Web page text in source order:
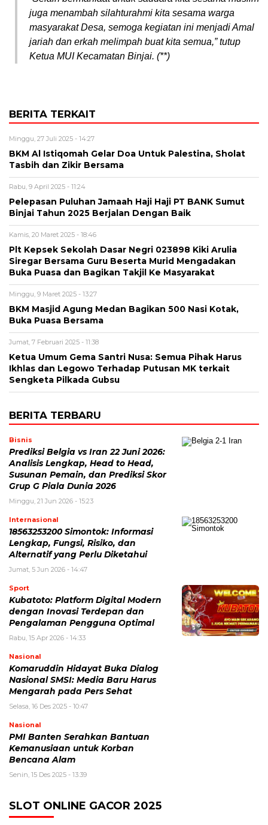
juga menambah silahturahmi kita sesama warga
masyarakat Desa, semoga kegiatan ini menjadi Amal
jariah dan erkah melimpah buat kita semua,” tutup
Ketua MUI Kecamatan Binjai. (**)
BERITA TERKAIT
Minggu, 27 Juli 2025 - 14:27
BKM Al Istiqomah Gelar Doa Untuk Palestina, Sholat
Tasbih dan Zikir Bersama
Rabu, 9 April 2025 - 11:24
Pelepasan Puluhan Jamaah Haji Haji PT BANK Sumut
Binjai Tahun 2025 Berjalan Dengan Baik
Kamis, 20 Maret 2025 - 18:46
Plt Kepsek Sekolah Dasar Negri 023898 Kiki Arulia
Siregar Bersama Guru Beserta Murid Mengadakan
Buka Puasa dan Bagikan Takjil Ke Masyarakat
Minggu, 9 Maret 2025 - 13:27
BKM Masjid Agung Medan Bagikan 500 Nasi Kotak,
Buka Puasa Bersama
Jumat, 7 Februari 2025 - 11:38
Ketua Umum Gema Santri Nusa: Semua Pihak Harus
Ikhlas dan Legowo Terhadap Putusan MK terkait
Sengketa Pilkada Gubsu
BERITA TERBARU
Bisnis
Prediksi Belgia vs Iran 22 Juni 2026:
Analisis Lengkap, Head to Head,
Susunan Pemain, dan Prediksi Skor
Grup G Piala Dunia 2026
Minggu, 21 Jun 2026 - 15:23
Internasional
18563253200 Simontok: Informasi
Lengkap, Fungsi, Risiko, dan
Alternatif yang Perlu Diketahui
Jumat, 5 Jun 2026 - 14:47
Sport
Kubatoto: Platform Digital Modern
dengan Inovasi Terdepan dan
Pengalaman Pengguna Optimal
Rabu, 15 Apr 2026 - 14:33
Nasional
Komaruddin Hidayat Buka Dialog
Nasional SMSI: Media Baru Harus
Mengarah pada Pers Sehat
Selasa, 16 Des 2025 - 10:47
Nasional
PMI Banten Serahkan Bantuan
Kemanusiaan untuk Korban
Bencana Alam
Senin, 15 Des 2025 - 13:39
SLOT ONLINE GACOR 2025